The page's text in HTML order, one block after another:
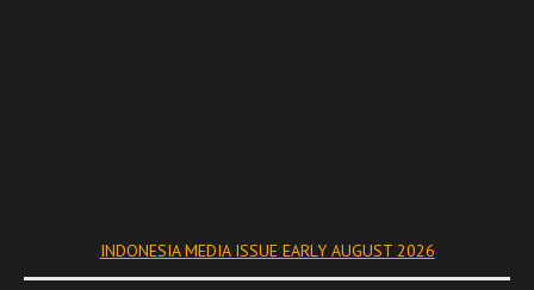
INDONESIA MEDIA ISSUE EARLY AUGUST 2026